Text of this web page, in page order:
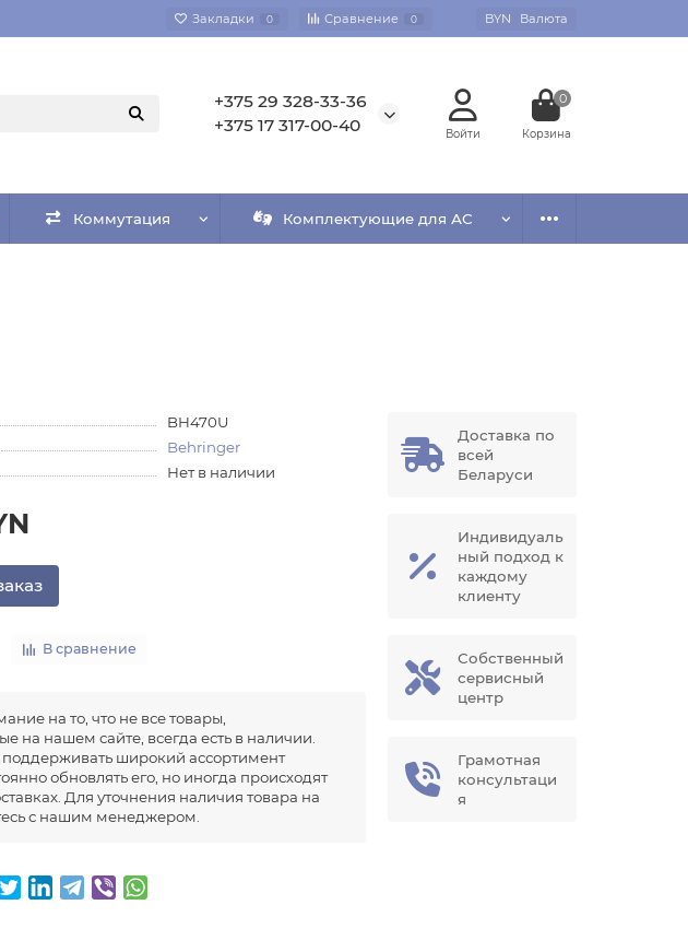
Закладки 0 Сравнение 0 BYN Валюта
+375 29 328-33-36
+375 17 317-00-40
0
Коммутация Комплектующие для АС
BH470U
Behringer
Нет в наличии
В сравнение
на то, что не все товары,
на нашем сайте, всегда есть в наличии.
широкий ассортимент
обновлять его, но иногда происходят
Для уточнения наличия товара на
с нашим менеджером.
Доставка по
всей
Беларуси
Индивидуаль
ный подход к
каждому
клиенту
Собственный
сервисный
центр
Грамотная
консультаци
я